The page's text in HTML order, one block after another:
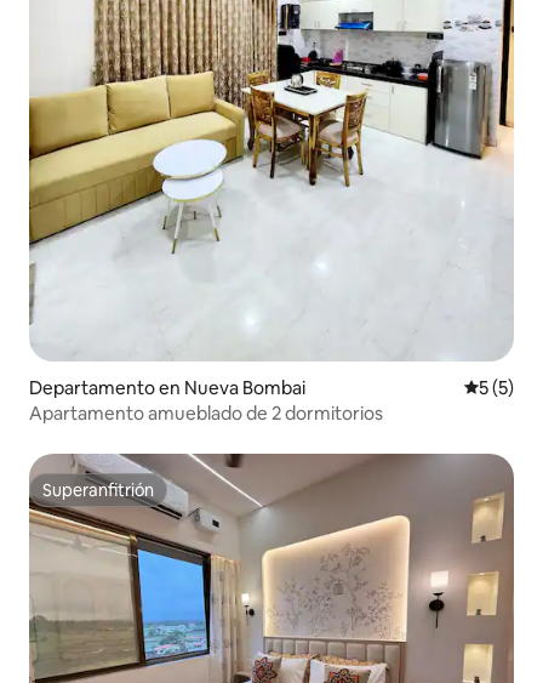
Departamento en Nueva Bombai
5 (5)
Apartamento amueblado de 2 dormitorios
Superanfitrión
Superanfitrión